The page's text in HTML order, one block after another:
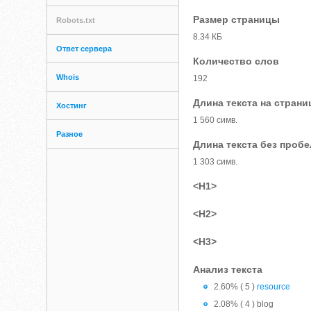
Robots.txt
Ответ сервера
Whois
Хостинг
Разное
Размер страницы
8.34 КБ
Количество слов
192
Длина текста на
1 560 симв.
Длина текста без
1 303 симв.
<H1>
<H2>
<H3>
Анализ текста
2.60% ( 5 )resource
2.08% ( 4 ) blog